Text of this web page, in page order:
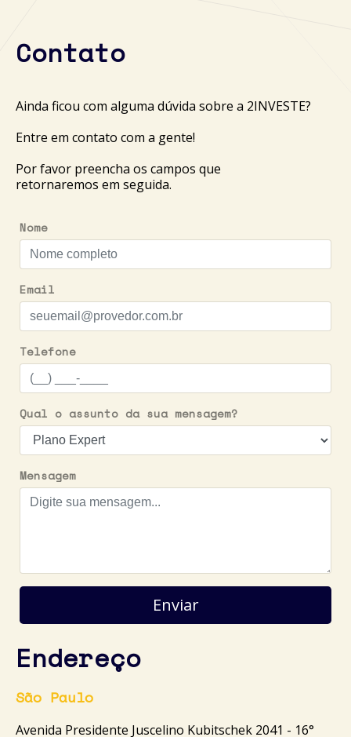
Contato
Ainda ficou com alguma dúvida sobre a 2INVESTE?
Entre em contato com a gente!
Por favor preencha os campos que
retornaremos em seguida.
Endereço
São Paulo
Avenida Presidente Juscelino Kubitschek 2041 - 16°
Nome
Email
Telefone
Qual o assunto da sua mensagem?
Mensagem
Enviar